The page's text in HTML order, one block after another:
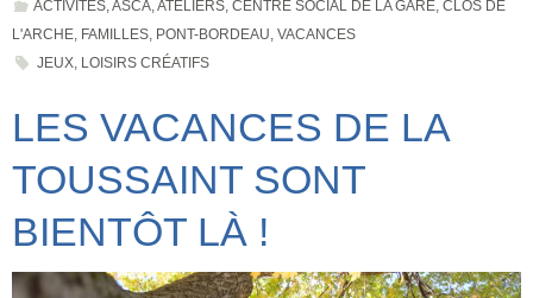
ACTIVITÉS,ASCA,ATELIERS, CENTRE SOCIAL DE LA GARE, CLOS DE
L'ARCHE, FAMILLES, PONT-BORDEAU, VACANCES
JEUX, LOISIRS CRÉATIFS
LES VACANCES DE LA
TOUSSAINT SONT
BIENTÔT LÀ !